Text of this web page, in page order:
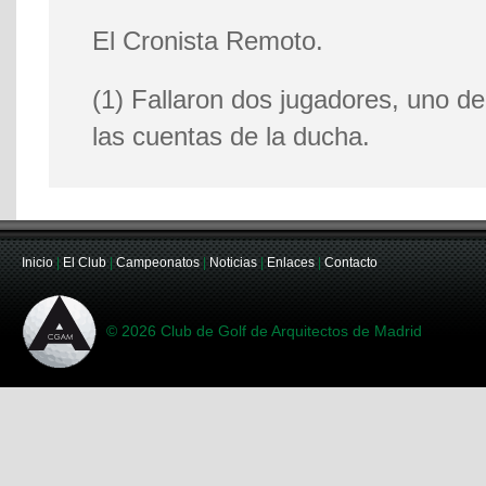
El Cronista Remoto.
(1) Fallaron dos jugadores, uno
las cuentas de la ducha.
Inicio|El Club|Campeonatos| Noticias| Enlaces| Contacto
© 2026 Club de Golf de Arquitectos de Madrid